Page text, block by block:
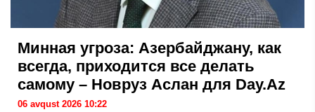
Минная угроза: Азербайджану, как
всегда, приходится все делать
самому – Новруз Аслан для Day.Az
06 avqust 2026 10:22